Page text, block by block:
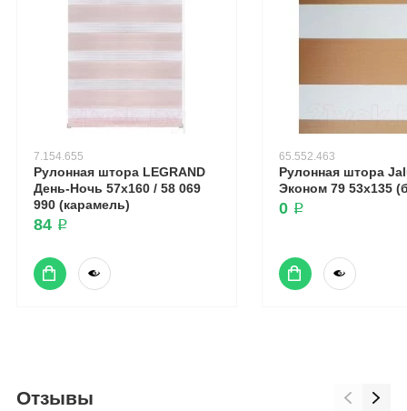
7.154.655
Рулонная штора LEGRAND
День-Ночь 57x160 / 58 069
990 (карамель)
84 ₽
65.552.463
Рулонная штора
Эконом 79 53x135
0 ₽
Отзывы